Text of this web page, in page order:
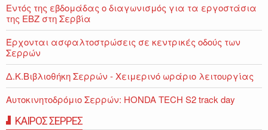
Εντός της εβδομάδας ο διαγωνισμός για τα εργοστάσια
της ΕΒΖ στη Σερβία
Έρχονται ασφαλτοστρώσεις σε κεντρικές οδούς των
Σερρών
Δ.Κ.Βιβλιοθήκη Σερρών - Χειμερινό ωράριο λειτουργίας
Αυτοκινητοδρόμιο Σερρών: HONDA TECH S2 track day
ΚΑΙΡΟΣ ΣΕΡΡΕΣ